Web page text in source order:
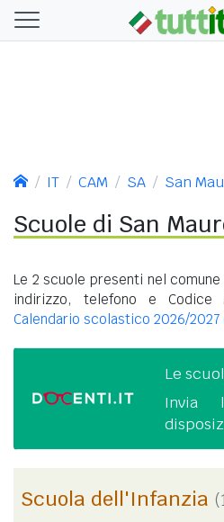
IT CAM SA San
Scuole di San
Le 2 scuole presenti nel
indirizzo, telefono e Codice
Calendario scolastico 2026/2027
Le
Invia
Scuola dell'Infanzia